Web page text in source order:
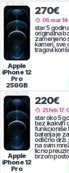
#l7f0r3bths
Apple
iPhone 12
Pro
256GB
270€
06.mar
star 5
originalna
zamenjeno
kameri, sve
tragovi
#sv43t6y70h
Apple
iPhone 12
Pro
220€
21.feb
star oko 5
bez ikakvih
funkcioniše
baterija je
odlično drži.
na svim
licno
brzom